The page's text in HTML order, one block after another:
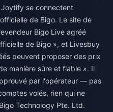
Joytify se connectent
de Bigo. Le site de
Bigo Live agréé
de Bigo », et Livesbuy
peuvent proposer des prix
manière sûre et fiable ». Il
par l'opérateur — pas
volés, rien qui ne
Technology Pte. Ltd.